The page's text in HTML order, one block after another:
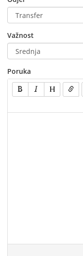
Važnost
Poruka